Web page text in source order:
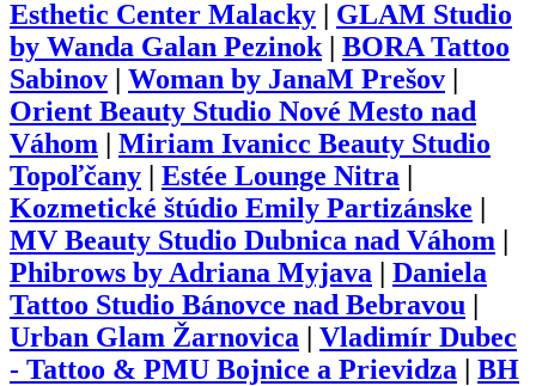
Esthetic Center Malacky
GLAM Studio
by Wanda Galan Pezinok| BORA Tattoo
Sabinov
Woman by JanaM Prešov
Orient Beauty Studio Nové Mesto nad
Váhom
Miriam Ivanicc Beauty Studio
Topoľčany
Estée Lounge Nitra
Kozmetické štúdio Emily Partizánske
MV Beauty Studio Dubnica nad Váhom
Phibrows by Adriana Myjava
Daniela
Tattoo Studio Bánovce nad Bebravou
Urban Glam Žarnovica
Vladimír Dubec
- Tattoo & PMU Bojnice a Prievidza
BH